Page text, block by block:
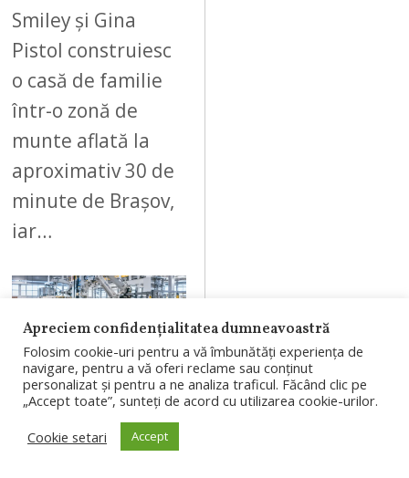
Smiley și Gina
Pistol construiesc
o casă de familie
într-o zonă de
munte aflată la
aproximativ 30 de
minute de Brașov,
iar…
07
AUGUST 7, 2026A
U
Rondocarton,
Apreciem confidențialitatea dumneavoastră
Folosim cookie-uri pentru a vă îmbunătăți experiența de
navigare, pentru a vă oferi reclame sau conținut
personalizat și pentru a ne analiza traficul. Făcând clic pe
„Accept toate”, sunteți de acord cu utilizarea cookie-urilor.
Cookie setari
Accept